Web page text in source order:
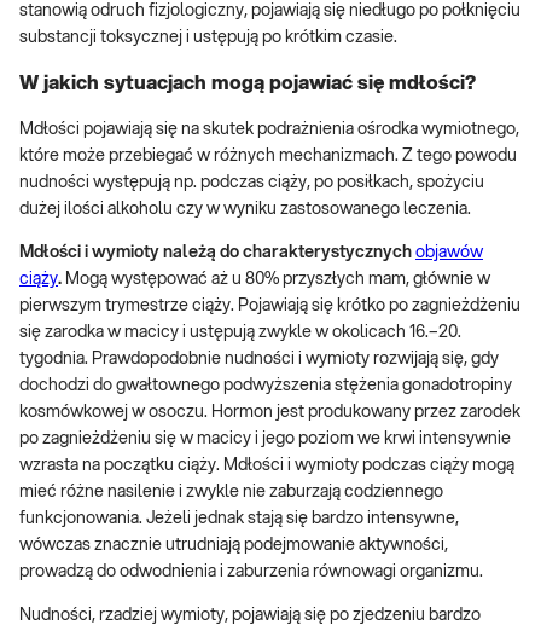
stanowią odruch fizjologiczny, pojawiają się niedługo po połknięciu
substancji toksycznej i ustępują po krótkim czasie.
W jakich sytuacjach mogą pojawiać się mdłości?
Mdłości pojawiają się na skutek podrażnienia ośrodka wymiotnego,
które może przebiegać w różnych mechanizmach. Z tego powodu
nudności występują np. podczas ciąży, po posiłkach, spożyciu
dużej ilości alkoholu czy w wyniku zastosowanego leczenia.
Mdłości i wymioty należą do charakterystycznych objawów
ciąży. Mogą występować aż u 80% przyszłych mam, głównie w
pierwszym trymestrze ciąży. Pojawiają się krótko po zagnieżdżeniu
się zarodka w macicy i ustępują zwykle w okolicach 16.–20.
tygodnia. Prawdopodobnie nudności i wymioty rozwijają się, gdy
dochodzi do gwałtownego podwyższenia stężenia gonadotropiny
kosmówkowej w osoczu. Hormon jest produkowany przez zarodek
po zagnieżdżeniu się w macicy i jego poziom we krwi intensywnie
wzrasta na początku ciąży. Mdłości i wymioty podczas ciąży mogą
mieć różne nasilenie i zwykle nie zaburzają codziennego
funkcjonowania. Jeżeli jednak stają się bardzo intensywne,
wówczas znacznie utrudniają podejmowanie aktywności,
prowadzą do odwodnienia i zaburzenia równowagi organizmu.
Nudności, rzadziej wymioty, pojawiają się po zjedzeniu bardzo